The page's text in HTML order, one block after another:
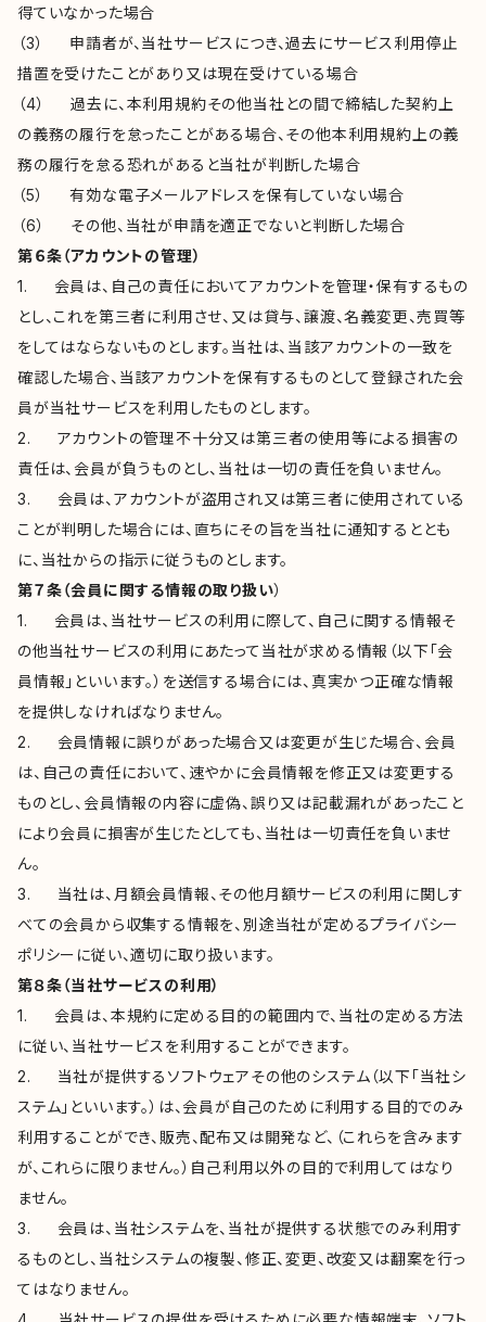
得ていなかった場合
（3） 申請者が、当社サービスにつき、過去にサービス利用停止
措置を受けたことがあり又は現在受けている場合
（4） 過去に、本利用規約その他当社との間で締結した契約上
の義務の履行を怠ったことがある場合、その他本利用規約上の義
務の履行を怠る恐れがあると当社が判断した場合
（5） 有効な電子メールアドレスを保有していない場合
（6） その他、当社が申請を適正でないと判断した場合
第６条（アカウントの管理）
1. 会員は、自己の責任においてアカウントを管理・保有するもの
とし、これを第三者に利用させ、又は貸与、譲渡、名義変更、売買等
をしてはならないものとします。当社は、当該アカウントの一致を
確認した場合、当該アカウントを保有するものとして登録された会
員が当社サービスを利用したものとします。
2. アカウントの管理不十分又は第三者の使用等による損害の
責任は、会員が負うものとし、当社は一切の責任を負いません。
3. 会員は、アカウントが盗用され又は第三者に使用されている
ことが判明した場合には、直ちにその旨を当社に通知するととも
に、当社からの指示に従うものとします。
第７条（会員に関する情報の取り扱い）
1. 会員は、当社サービスの利用に際して、自己に関する情報そ
の他当社サービスの利用にあたって当社が求める情報（以下「会
員情報」といいます。）を送信する場合には、真実かつ正確な情報
を提供しなければなりません。
2. 会員情報に誤りがあった場合又は変更が生じた場合、会員
は、自己の責任において、速やかに会員情報を修正又は変更する
ものとし、会員情報の内容に虚偽、誤り又は記載漏れがあったこと
により会員に損害が生じたとしても、当社は一切責任を負いませ
ん。
3. 当社は、月額会員情報、その他月額サービスの利用に関しす
べての会員から収集する情報を、別途当社が定めるプライバシー
ポリシーに従い、適切に取り扱います。
第８条（当社サービスの利用）
1. 会員は、本規約に定める目的の範囲内で、当社の定める方法
に従い、当社サービスを利用することができます。
2. 当社が提供するソフトウェアその他のシステム（以下「当社シ
ステム」といいます。）は、会員が自己のために利用する目的でのみ
利用することができ、販売、配布又は開発など、（これらを含みます
が、これらに限りません。）自己利用以外の目的で利用してはなり
ません。
3. 会員は、当社システムを、当社が提供する状態でのみ利用す
るものとし、当社システムの複製、修正、変更、改変又は翻案を行っ
てはなりません。